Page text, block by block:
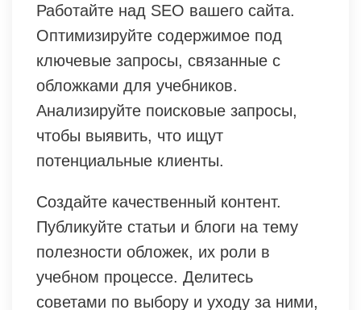
Работайте над SEO вашего сайта.
Оптимизируйте содержимое под
ключевые запросы, связанные с
обложками для учебников.
Анализируйте поисковые запросы,
чтобы выявить, что ищут
потенциальные клиенты.
Создайте качественный контент.
Публикуйте статьи и блоги на тему
полезности обложек, их роли в
учебном процессе. Делитесь
советами по выбору и уходу за ними,